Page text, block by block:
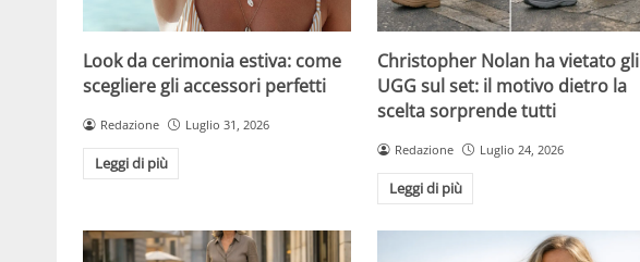
Look da cerimonia estiva: come
scegliere gli accessori perfetti
Redazione Luglio 31, 2026
Leggi di più
Christopher Nolan ha vietato gli
UGG sul set: il motivo dietro la
scelta sorprende tutti
Redazione Luglio 24, 2026
Leggi di più